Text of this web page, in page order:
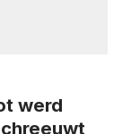
werd